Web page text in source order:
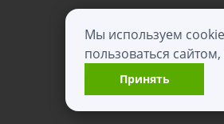
Мы используем
пользоваться
Принять
Данный сайт